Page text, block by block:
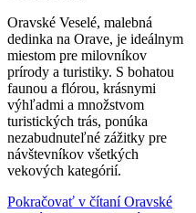
Oravské Veselé, malebná
dedinka na Orave, je ideálnym
miestom pre milovníkov
prírody a turistiky. S bohatou
faunou a flórou, krásnymi
výhľadmi a množstvom
turistických trás, ponúka
nezabudnuteľné zážitky pre
návštevníkov všetkých
vekových kategórií.
Pokračovať v čítaníOravské